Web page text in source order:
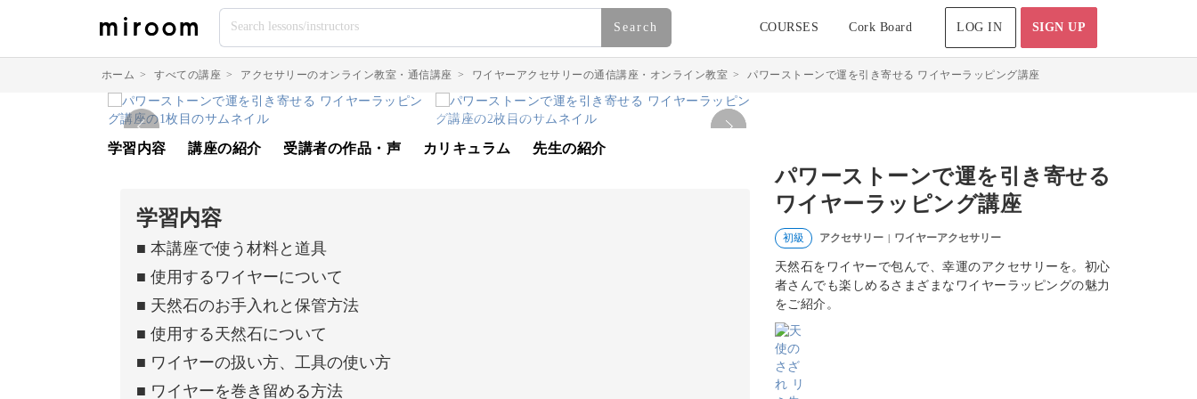
Search COURSES Cork Board LOG IN SIGN UP
ホーム > すべての講座 > アクセサリーのオンライン教室・通信講座 > ワイヤーアクセサリーの通信講座・オンライン教室 > パワーストーンで運を引き寄せる ワイヤーラッピング講座
パワーストーンで運を引き寄せる
ワイヤーラッピング講座
初級 アクセサリー | ワイヤーアクセサリー
天然石をワイヤーで包んで、幸運のアクセサリーを。初心
者さんでも楽しめるさまざまなワイヤーラッピングの魅力
をご紹介。
学習内容 講座の紹介 受講者の作品・声 カリキュラム 先生の紹介
学習内容
■ 本講座で使う材料と道具
■ 使用するワイヤーについて
■ 天然石のお手入れと保管方法
■ 使用する天然石について
■ ワイヤーの扱い方、工具の使い方
■ ワイヤーを巻き留める方法